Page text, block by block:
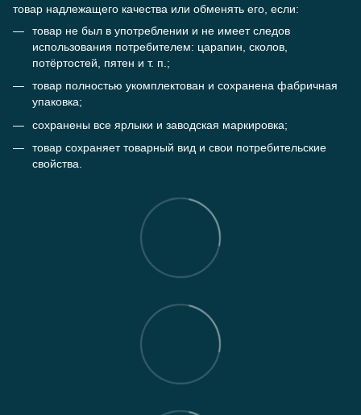
товар надлежащего качества или обменять его, если:
товар не был в употреблении и не имеет следов
использования потребителем: царапин, сколов,
потёртостей, пятен и т. п.;
товар полностью укомплектован и сохранена фабричная
упаковка;
сохранены все ярлыки и заводская маркировка;
товар сохраняет товарный вид и свои потребительские
свойства.